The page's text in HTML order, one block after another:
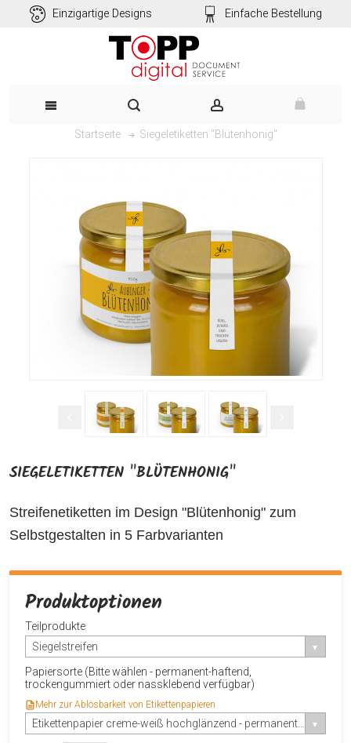
Einzigartige Designs Einfache Bestellung
Startseite Siegeletiketten "Blütenhonig"
SIEGELETIKETTEN "BLÜTENHONIG"
Streifenetiketten im Design "Blütenhonig" zum
Selbstgestalten in 5 Farbvarianten
Produktoptionen
Teilprodukte
Siegelstreifen
Papiersorte (Bitte wählen - permanent-haftend,
trockengummiert oder nassklebend verfügbar)
Mehr zur Ablösbarkeit von Etikettenpapieren